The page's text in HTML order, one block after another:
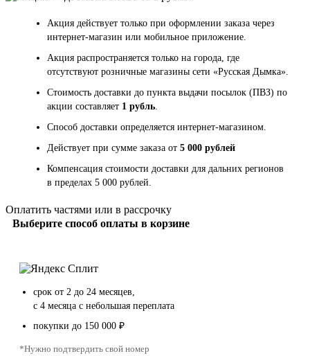
Акция действует только при оформлении заказа через
интернет-магазин или мобильное приложение.
Акция распространяется только на города, где
отсутствуют розничные магазины сети «Русская Дымка».
Стоимость доставки до пункта выдачи посылок (ПВЗ) по
акции составляет 1 рубль.
Способ доставки определяется интернет-магазином.
Действует при сумме заказа от 5 000 рублей
Компенсация стоимости доставки для дальних регионов
в пределах 5 000 рублей.
Оплатить частями или в рассрочку
Выберите способ оплаты в корзине
срок от 2 до 24 месяцев,
с 4 месяца с небольшая переплата
покупки до 150 000 ₽
*Нужно подтвердить свой номер